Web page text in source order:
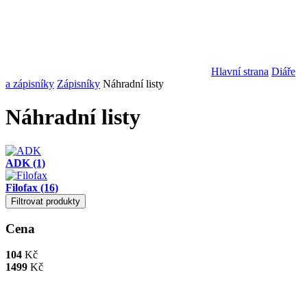
Hlavní strana Diáře
a zápisníky Zápisníky Náhradní listy
Náhradní listy
ADK (1)
Filofax (16)
Filtrovat produkty
Cena
104 Kč
1499 Kč